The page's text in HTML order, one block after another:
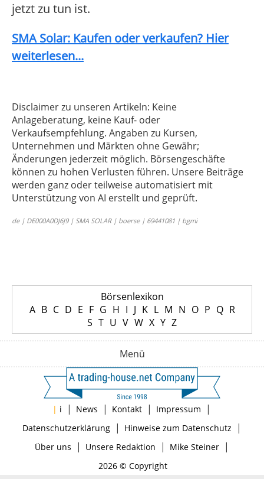
jetzt zu tun ist.
SMA Solar: Kaufen oder verkaufen? Hier
weiterlesen...
Disclaimer zu unseren Artikeln: Keine
Anlageberatung, keine Kauf- oder
Verkaufsempfehlung. Angaben zu Kursen,
Unternehmen und Märkten ohne Gewähr;
Änderungen jederzeit möglich. Börsengeschäfte
können zu hohen Verlusten führen. Unsere Beiträge
werden ganz oder teilweise automatisiert mit
Unterstützung von AI erstellt und geprüft.
de | DE000A0DJ6J9 | SMA SOLAR | boerse | 69441081 | bgmi
Börsenlexikon
A B C D E F G H I J K L M N O P Q R
S T U V W X Y Z
Menü
| i | News | Kontakt | Impressum |
Datenschutzerklärung| Hinweise zum Datenschutz |
Über uns | Unsere Redaktion | Mike Steiner|
2026 © Copyright